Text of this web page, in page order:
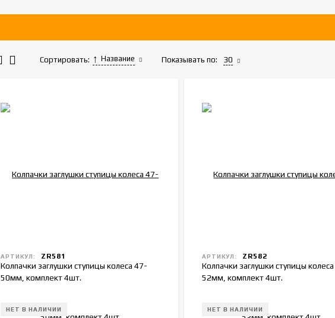
Сортировать: Название Показывать по: 30
АРТИКУЛ: ZR581
Колпачки заглушки ступицы колеса 47-
50мм, комплект 4шт.
НЕТ В НАЛИЧИИ
АРТИКУЛ: ZR582
Колпачки заглушки ступицы
52мм, комплект 4шт.
НЕТ В НАЛИЧИИ